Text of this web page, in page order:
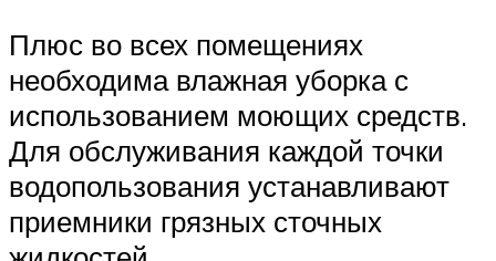
Плюс во всех помещениях
необходима влажная уборка с
использованием моющих средств.
Для обслуживания каждой точки
водопользования устанавливают
приемники грязных сточных